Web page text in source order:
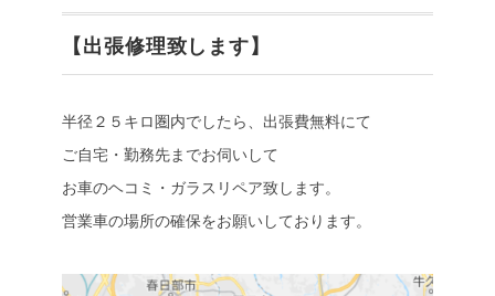
【出張修理致します】
半径２５キロ圏内でしたら、出張費無料にて
ご自宅・勤務先までお伺いして
お車のヘコミ・ガラスリペア致します。
営業車の場所の確保をお願いしております。